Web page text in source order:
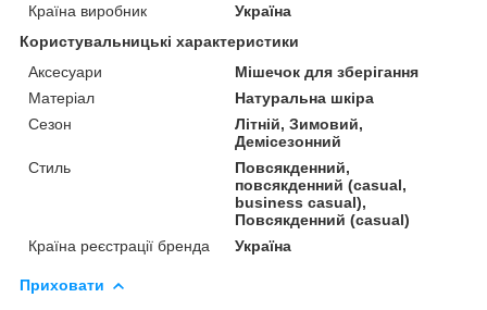
Країна виробник
Україна
Користувальницькі характеристики
Аксесуари
Мішечок для зберігання
Матеріал
Натуральна шкіра
Сезон
Літній, Зимовий,
Демісезонний
Стиль
Повсякденний,
повсякденний (casual,
business casual),
Повсякденний (casual)
Країна реєстрації бренда
Україна
Приховати